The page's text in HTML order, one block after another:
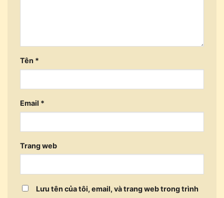
Tên *
Email *
Trang web
Lưu tên của tôi, email, và trang web trong trình